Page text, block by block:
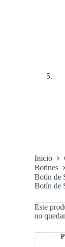
Inicio
Botines
Botín de
Botín de
Este
no